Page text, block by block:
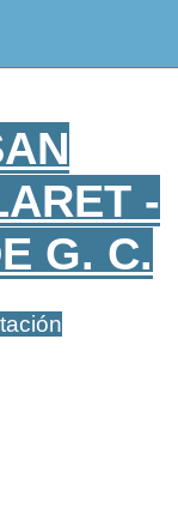
-
G. C.